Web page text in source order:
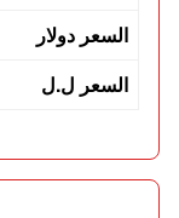
السعر دولار
السعر ل.ل